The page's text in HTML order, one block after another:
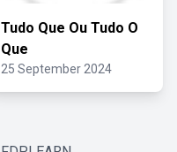
Tudo Que Ou Tudo O
Que
25 September 2024